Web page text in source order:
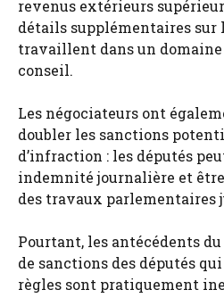
revenus extérieurs
détails supplémentaires sur
travaillent dans un
conseil.
Les négociateurs ont
doubler les sanctions
d’infraction : les députés
indemnité journalière et
des travaux parlementaires
Pourtant, les antécédents
de sanctions des députés
règles sont pratiquement